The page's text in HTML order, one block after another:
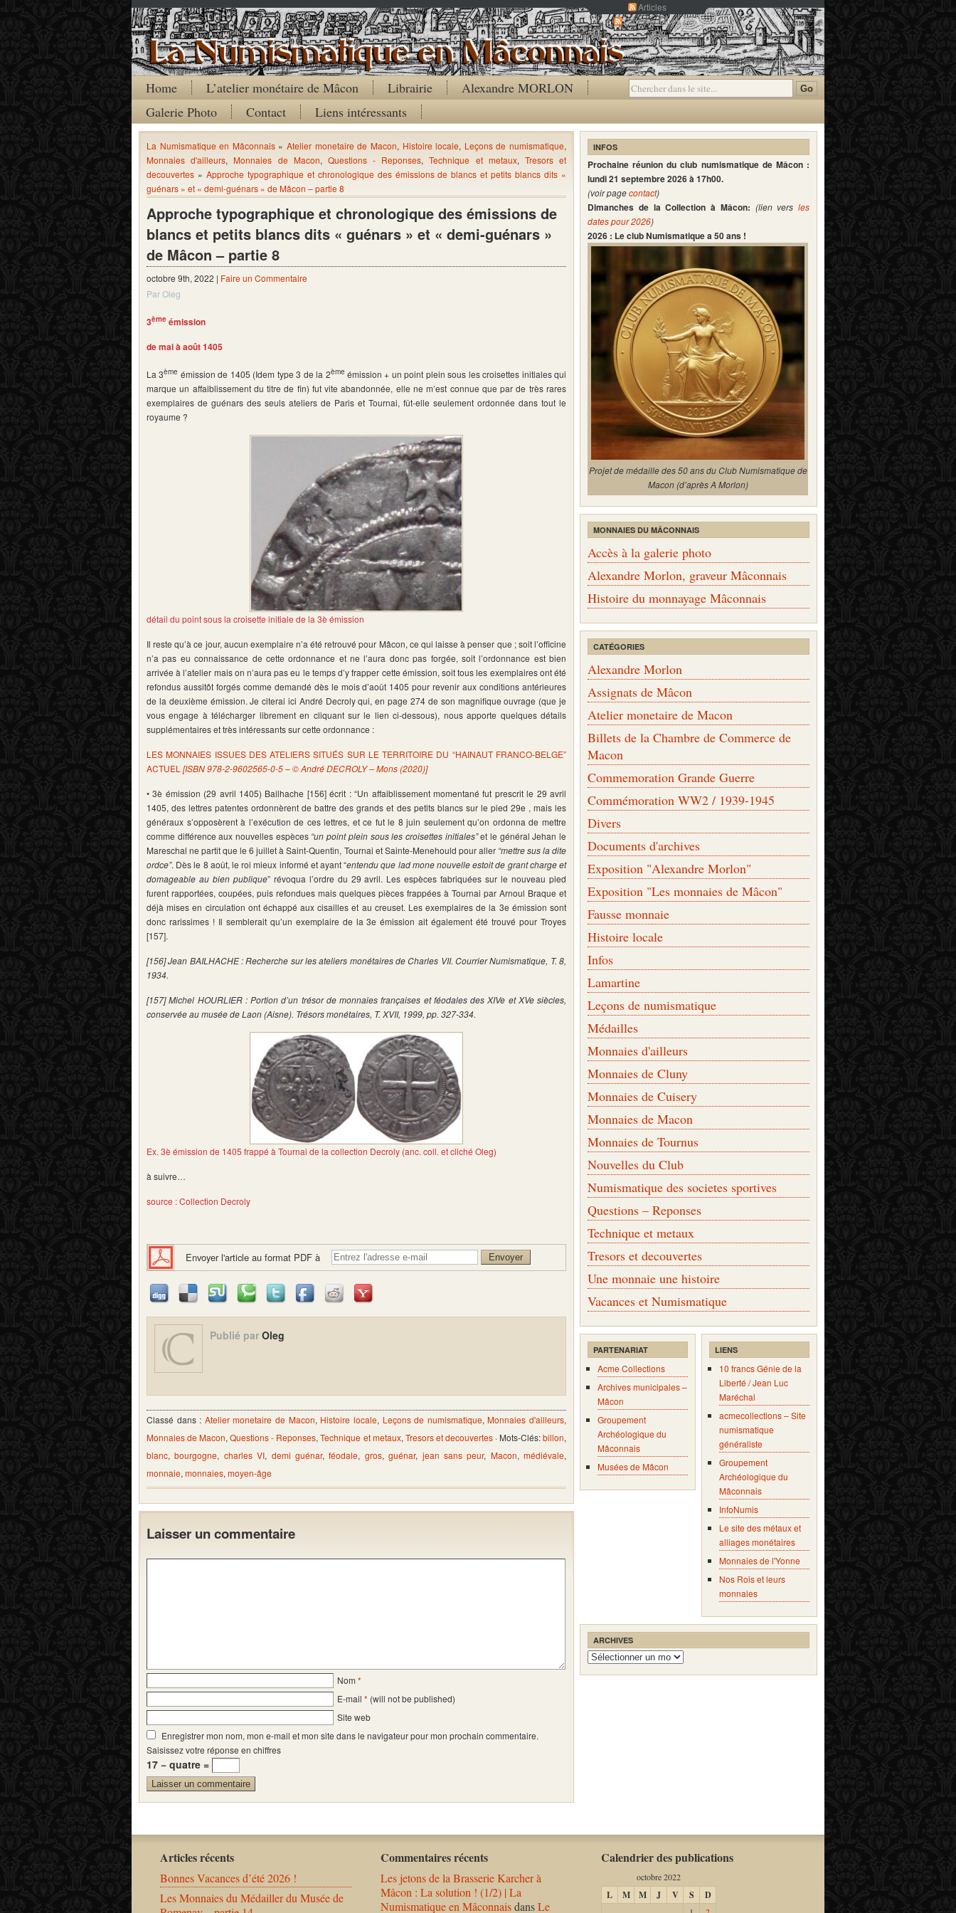
Articles
Commentaires
Home L’atelier monétaire de Mâcon Librairie
Alexandre MORLON
Galerie Photo
Contact Liens intéressants
La Numismatique en Mâconnais»Atelier monetaire de Macon, Histoire locale, Leçons de numismatique,
Monnaies d'ailleurs, Monnaies de Macon, Questions - Reponses,Technique et metaux, Tresors et
decouvertes » Approche typographique et chronologique des émissions de blancs et petits blancs dits «
guénars » et « demi-guénars » de Mâcon – partie 8
Approche typographique et chronologique des émissions de
blancs et petits blancs dits « guénars » et « demi-guénars »
de Mâcon – partie 8
octobre 9th, 2022 | Faire un Commentaire
Par Oleg
3ème émission
de mai à août 1405
La 3ème émission de 1405 (Idem type 3 de la 2ème émission + un point plein sous les croisettes initiales qui
marque un affaiblissement du titre de fin) fut vite abandonnée, elle ne m’est connue que par de très rares
exemplaires de guénars des seuls ateliers de Paris et Tournai, fût-elle seulement ordonnée dans tout le
royaume ?
détail du point sous la croisette initiale de la 3è émission
Il reste qu’à ce jour, aucun exemplaire n’a été retrouvé pour Mâcon, ce qui laisse à penser que ; soit l’officine
n’a pas eu connaissance de cette ordonnance et ne l’aura donc pas forgée, soit l’ordonnance est bien
arrivée à l’atelier mais on n’aura pas eu le temps d’y frapper cette émission, soit tous les exemplaires ont été
refondus aussitôt forgés comme demandé dès le mois d’août 1405 pour revenir aux conditions antérieures
de la deuxième émission. Je citerai ici André Decroly qui, en page 274 de son magnifique ouvrage (que je
vous engage à télécharger librement en cliquant sur le lien ci-dessous), nous apporte quelques détails
supplémentaires et très intéressants sur cette ordonnance :
LES MONNAIES ISSUES DES ATELIERS SITUÉS SUR LE TERRITOIRE DU “HAINAUT FRANCO-BELGE”
ACTUEL [ISBN 978-2-9602565-0-5 – © André DECROLY – Mons (2020)]
• 3è émission (29 avril 1405) Bailhache [156] écrit : “Un affaiblissement momentané fut prescrit le 29 avril
1405, des lettres patentes ordonnèrent de battre des grands et des petits blancs sur le pied 29e , mais les
généraux s’opposèrent à l’exécution de ces lettres, et ce fut le 8 juin seulement qu’on ordonna de mettre
comme différence aux nouvelles espèces “un point plein sous les croisettes initiales”et le général Jehan le
Mareschal ne partit que le 6 juillet à Saint-Quentin, Tournai et Sainte-Menehould pour aller “mettre sus la dite
ordce”. Dès le 8 août, le roi mieux informé et ayant “entendu que lad mone nouvelle estoit de grant charge et
domageable au bien publique” révoqua l’ordre du 29 avril. Les espèces fabriquées sur le nouveau pied
furent rapportées, coupées, puis refondues mais quelques pièces frappées à Tournai par Arnoul Braque et
déjà mises en circulation ont échappé aux cisailles et au creuset. Les exemplaires de la 3e émission sont
donc rarissimes ! Il semblerait qu’un exemplaire de la 3e émission ait également été trouvé pour Troyes
[157].
[156] Jean BAILHACHE : Recherche sur les ateliers monétaires de Charles VII. Courrier Numismatique, T. 8,
1934.
[157] Michel HOURLIER : Portion d’un trésor de monnaies françaises et féodales des XIVe et XVe siècles,
conservée au musée de Laon (Aisne). Trésors monétaires, T. XVII, 1999, pp. 327-334.
Ex. 3è émission de 1405 frappé à Tournai de la collection Decroly (anc. coll. et cliché Oleg)
à suivre…
source : Collection Decroly
Envoyer l'article au format PDF à
Publié par Oleg
Classé dans : Atelier monetaire de Macon, Histoire locale, Leçons de numismatique,Monnaies d'ailleurs,
Monnaies de Macon,Questions - Reponses,Technique et metaux, Tresors et decouvertes· Mots-Clés:billon,
blanc,bourgogne, charles VI, demi guénar,féodale, gros,guénar, jean sans peur, Macon,médiévale,
monnaie, monnaies, moyen-âge
Laisser un commentaire
Nom *
E-mail * (will not be published)
Site web
Enregistrer mon nom, mon e-mail et mon site dans le navigateur pour mon prochain commentaire.
Saisissez votre réponse en chiffres
17 − quatre =
INFOS
Prochaine réunion du club numismatique de Mâcon :
lundi 21 septembre 2026 à 17h00.
(voir pagecontact)
Dimanches de la Collection à Mâcon: (lien vers les
dates pour 2026)
2026 : Le club Numismatique a 50 ans !
Projet de médaille des 50 ans du Club Numismatique de
Macon (d’après A Morlon)
MONNAIES DU MÂCONNAIS
Accès à la galerie photo
Alexandre Morlon, graveur Mâconnais
Histoire du monnayage Mâconnais
CATÉGORIES
Alexandre Morlon
Assignats de Mâcon
Atelier monetaire de Macon
Billets de la Chambre de Commerce de
Macon
Commemoration Grande Guerre
Commémoration WW2 / 1939-1945
Divers
Documents d'archives
Exposition "Alexandre Morlon"
Exposition "Les monnaies de Mâcon"
Fausse monnaie
Histoire locale
Infos
Lamartine
Leçons de numismatique
Médailles
Monnaies d'ailleurs
Monnaies de Cluny
Monnaies de Cuisery
Monnaies de Macon
Monnaies de Tournus
Nouvelles du Club
Numismatique des societes sportives
Questions – Reponses
Technique et metaux
Tresors et decouvertes
Une monnaie une histoire
Vacances et Numismatique
PARTENARIAT
Acme Collections
Archives municipales –
Mâcon
Groupement
Archéologique du
Mâconnais
Musées de Mâcon
LIENS
10 francs Génie de la
Liberté / Jean Luc
Maréchal
acmecollections – Site
numismatique
généraliste
Groupement
Archéologique du
Mâconnais
InfoNumis
Le site des métaux et
alliages monétaires
Monnaies de l'Yonne
Nos Rois et leurs
monnaies
ARCHIVES
Archives
Articles récents
Bonnes Vacances d’été 2026 !
Les Monnaies du Médailler du Musée de
Commentaires récents
Les jetons de la Brasserie Karcher à
Mâcon : La solution ! (1/2) | La
Numismatique en MâconnaisdansLe
Calendrier des publications
octobre 2022
L M M J V S D